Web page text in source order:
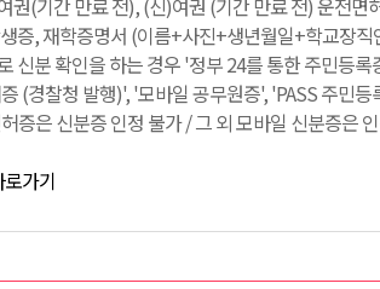
권(기간 만료 전), (신)여권 (기간 만료 전) 운전
증, 재학증명서 (이름+사진+생년월일+학교장
신분 확인을 하는 경우 '정부 24를 통한 주민등록
(경찰청 발행)', '모바일 공무원증', 'PASS 주민
증은 신분증 인정 불가 / 그 외 모바일 신분증은
가기